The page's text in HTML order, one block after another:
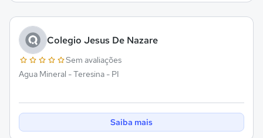
Colegio Jesus De Nazare
Sem avaliações
Agua Mineral - Teresina - PI
Saiba mais